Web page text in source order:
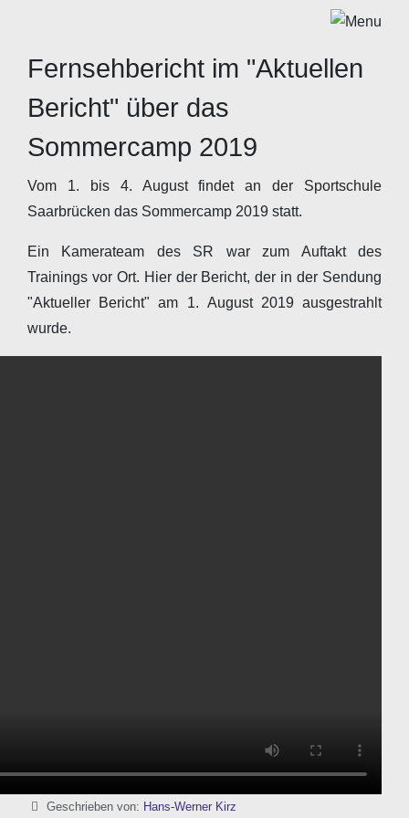
Fernsehbericht im "Aktuellen
Bericht" über das
Sommercamp 2019
Vom 1. bis 4. August findet an der Sportschule
Saarbrücken das Sommercamp 2019 statt.
Ein Kamerateam des SR war zum Auftakt des
Trainings vor Ort. Hier der Bericht, der in der Sendung
"Aktueller Bericht" am 1. August 2019 ausgestrahlt
wurde.
DetailsGeschrieben von: Hans-Werner Kirz